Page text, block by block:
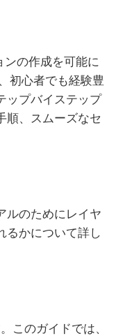
の作成を可能に
初心者でも経験豊
ップバイステップ
順、スムーズなセ
ルのためにレイヤ
るかについて詳し
このガイドでは、